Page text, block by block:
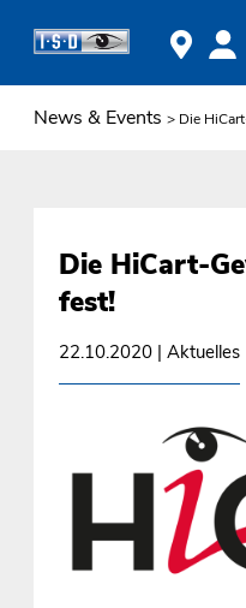
News & Events > Die
Die HiCart-
fest!
22.10.2020| Aktuelles